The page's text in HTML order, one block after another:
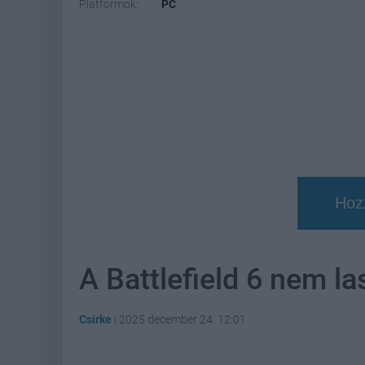
Platformok: PC
A Battlefield 6 nem
Csirke | 2025 december 24. 12:01